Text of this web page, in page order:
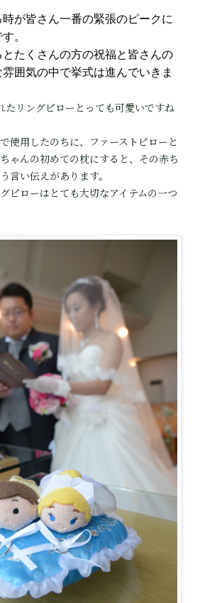
が皆さん一番の緊張のピークに
。
たくさんの方の祝福と皆さんの
囲気の中で挙式は進んでいきま
たリングピローとっても可愛いですね
使用したのちに、ファーストピローと
ゃんの初めての枕にすると、その赤ち
言い伝えがあります。
ピローはとても大切なアイテムの一つ